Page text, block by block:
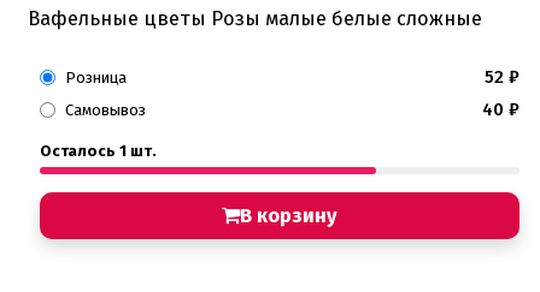
Вафельные цветы Розы малые белые сложные
Розница 52 ₽
Самовывоз 40 ₽
Осталось 1 шт.
В корзину